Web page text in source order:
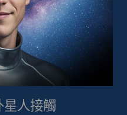
星人接觸